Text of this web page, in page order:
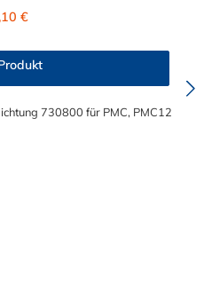
mit allen Kupplungen
57-Serie kombinieren.
Preis:
€